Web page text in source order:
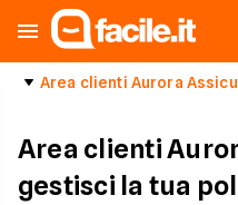
Area clienti Aurora
Area clienti
gestisci la tua